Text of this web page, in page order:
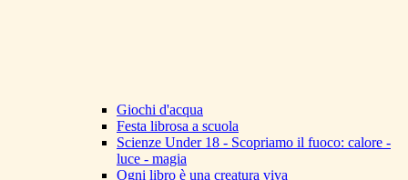
Giochi d'acqua
Festa librosa a scuola
Scienze Under 18 - Scopriamo il fuoco: calore -
luce - magia
Ogni libro è una creatura viva